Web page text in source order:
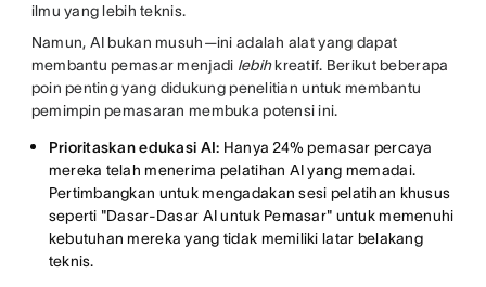
ilmu yang lebih teknis.
Namun, AI bukan musuh—ini adalah alat yang dapat
membantu pemasar menjadi lebihkreatif. Berikut beberapa
poin penting yang didukung penelitian untuk membantu
pemimpin pemasaran membuka potensi ini.
Prioritaskan edukasi AI: Hanya 24% pemasar percaya
mereka telah menerima pelatihan AI yang memadai.
Pertimbangkan untuk mengadakan sesi pelatihan khusus
seperti "Dasar-Dasar AI untuk Pemasar" untuk memenuhi
kebutuhan mereka yang tidak memiliki latar belakang
teknis.